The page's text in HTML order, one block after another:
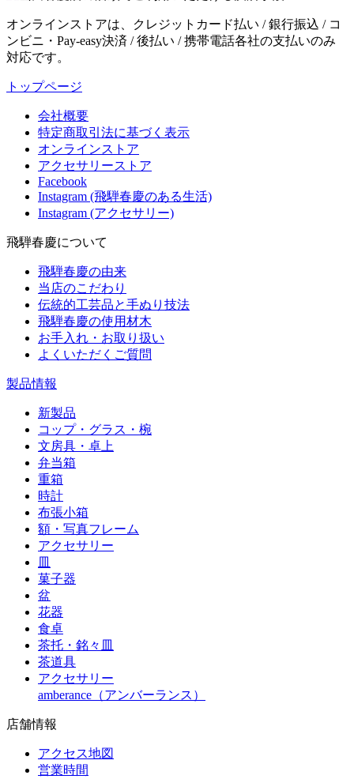
オンラインストアは、クレジットカード払い / 銀行振込 / コ
ンビニ・Pay-easy決済 / 後払い / 携帯電話各社の支払いのみ
対応です。
トップページ
会社概要
特定商取引法に基づく表示
オンラインストア
アクセサリーストア
Facebook
Instagram (飛騨春慶のある生活)
Instagram (アクセサリー)
飛騨春慶について
飛騨春慶の由来
当店のこだわり
伝統的工芸品と手ぬり技法
飛騨春慶の使用材木
お手入れ・お取り扱い
よくいただくご質問
製品情報
新製品
コップ・グラス・椀
文房具・卓上
弁当箱
重箱
時計
布張小箱
額・写真フレーム
アクセサリー
皿
菓子器
盆
花器
食卓
茶托・銘々皿
茶道具
アクセサリー
amberance（アンバーランス）
店舗情報
アクセス地図
営業時間